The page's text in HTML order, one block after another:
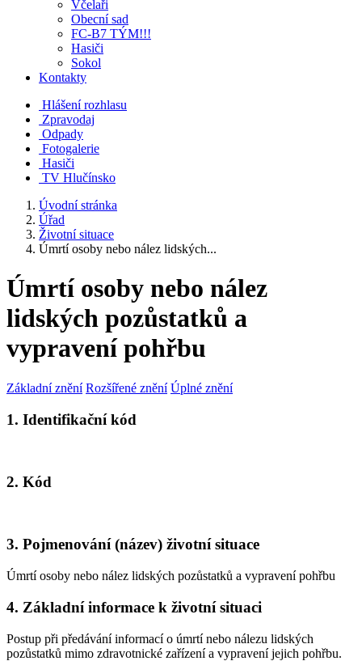
Včelaři
Obecní sad
FC-B7 TÝM!!!
Hasiči
Sokol
Kontakty
Hlášení rozhlasu
Zpravodaj
Odpady
Fotogalerie
Hasiči
TV Hlučínsko
Úvodní stránka
Úřad
Životní situace
Úmrtí osoby nebo nález lidských...
Úmrtí osoby nebo nález
lidských pozůstatků a
vypravení pohřbu
Základní znění Rozšířené znění Úplné znění
1. Identifikační kód
2. Kód
3. Pojmenování (název) životní situace
Úmrtí osoby nebo nález lidských pozůstatků a vypravení pohřbu
4. Základní informace k životní situaci
Postup při předávání informací o úmrtí nebo nálezu lidských
pozůstatků mimo zdravotnické zařízení a vypravení jejich pohřbu.